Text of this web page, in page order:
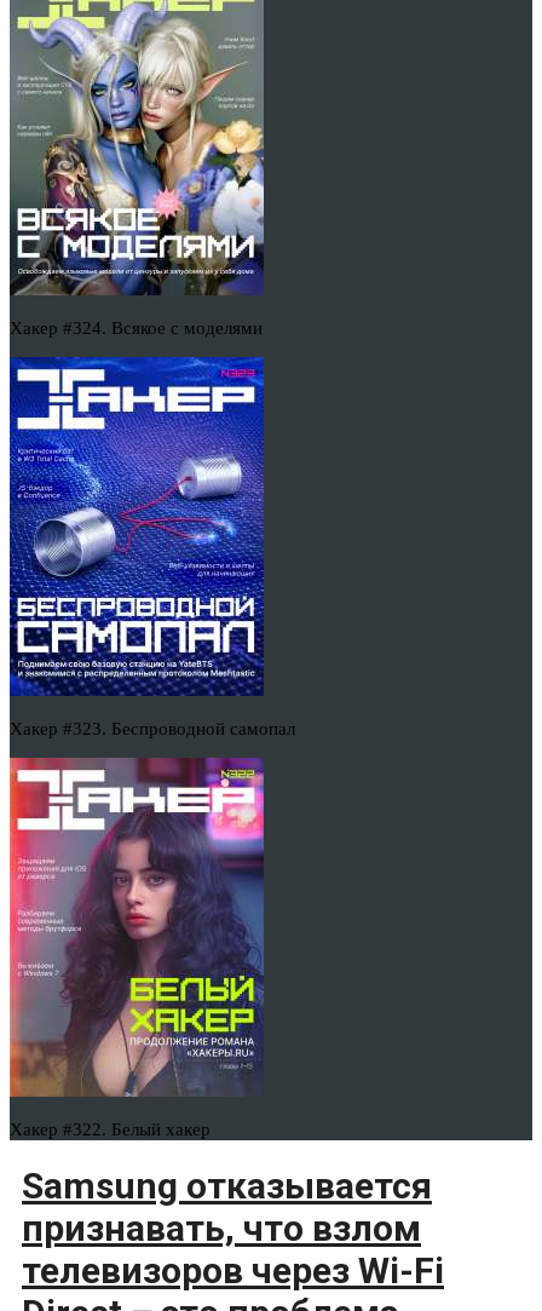
Хакер #324. Всякое с моделями
Хакер #323. Беспроводной самопал
Хакер #322. Белый хакер
Samsung отказывается
признавать, что взлом
телевизоров через Wi-Fi